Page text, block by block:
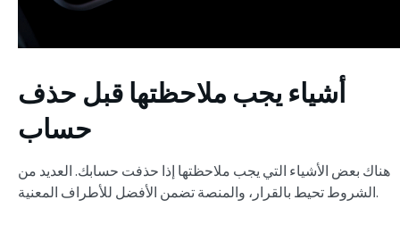
أشياء يجب ملاحظتها قبل حذف
حساب
هناك بعض الأشياء التي يجب ملاحظتها إذا حذفت حسابك. العديد من
الشروط تحيط بالقرار، والمنصة تضمن الأفضل للأطراف المعنية.